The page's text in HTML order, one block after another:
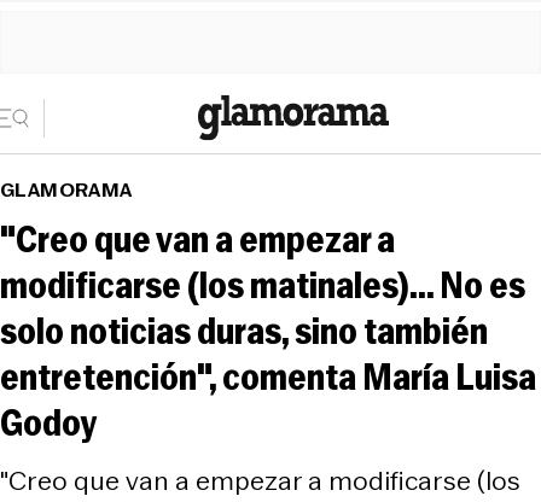
GLAMORAMA
"Creo que van a empezar a
modificarse (los matinales)... No es
solo noticias duras, sino también
entretención", comenta María Luisa
Godoy
"Creo que van a empezar a modificarse (los